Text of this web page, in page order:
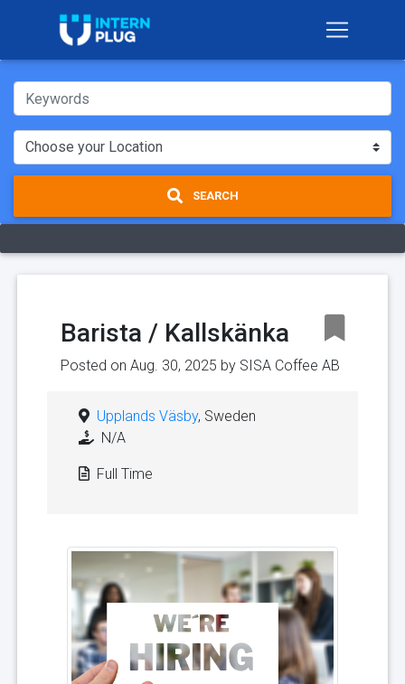
SEARCH
Barista / Kallskänka
Posted on Aug. 30, 2025 by SISA Coffee AB
Upplands Väsby, Sweden
N/A
Full Time